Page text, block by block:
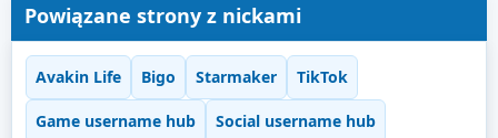
Powiązane strony z nickami
Avakin Life Bigo Starmaker TikTok
Game username hub Social username hub